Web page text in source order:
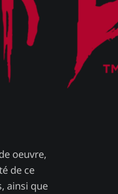
oeuvre,
de ce
ainsi que